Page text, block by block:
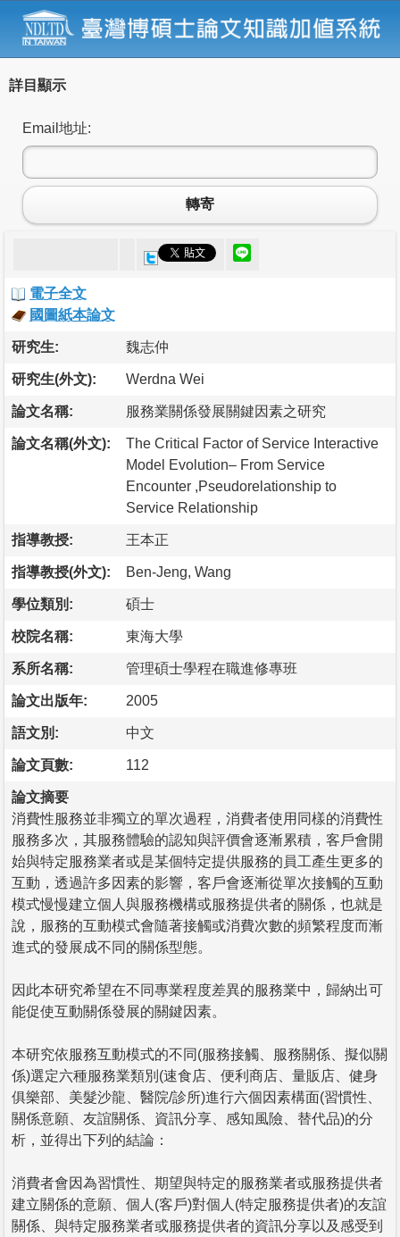
詳目顯示
Email地址:
轉寄
電子全文
國圖紙本論文
研究生: 魏志仲
研究生(外文): Werdna Wei
論文名稱: 服務業關係發展關鍵因素之研究
論文名稱(外文):
The Critical Factor of Service Interactive
Model Evolution– From Service
Encounter ,Pseudorelationship to
Service Relationship
指導教授: 王本正
指導教授(外文): Ben-Jeng, Wang
學位類別: 碩士
校院名稱: 東海大學
系所名稱: 管理碩士學程在職進修專班
論文出版年: 2005
語文別: 中文
論文頁數: 112
論文摘要
消費性服務並非獨立的單次過程，消費者使用同樣的消費性
服務多次，其服務體驗的認知與評價會逐漸累積，客戶會開
始與特定服務業者或是某個特定提供服務的員工產生更多的
互動，透過許多因素的影響，客戶會逐漸從單次接觸的互動
模式慢慢建立個人與服務機構或服務提供者的關係，也就是
說，服務的互動模式會隨著接觸或消費次數的頻繁程度而漸
進式的發展成不同的關係型態。
因此本研究希望在不同專業程度差異的服務業中，歸納出可
能促使互動關係發展的關鍵因素。
本研究依服務互動模式的不同(服務接觸、服務關係、擬似關
係)選定六種服務業類別(速食店、便利商店、量販店、健身
俱樂部、美髮沙龍、醫院/診所)進行六個因素構面(習慣性、
關係意願、友誼關係、資訊分享、感知風險、替代品)的分
析，並得出下列的結論：
消費者會因為習慣性、期望與特定的服務業者或服務提供者
建立關係的意願、個人(客戶)對個人(特定服務提供者)的友誼
關係、與特定服務業者或服務提供者的資訊分享以及感受到